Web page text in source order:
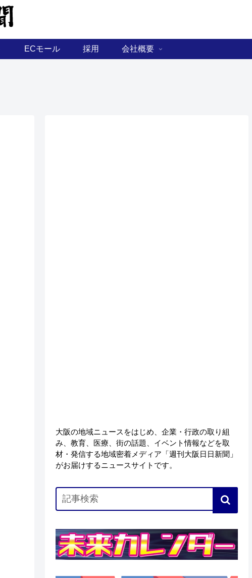
ECモール 採用 会社概要
大阪の地域ニュースをはじめ、企業・行政の取り組
み、教育、医療、街の話題、イベント情報などを取
材・発信する地域密着メディア「週刊大阪日日新聞」
がお届けするニュースサイトです。